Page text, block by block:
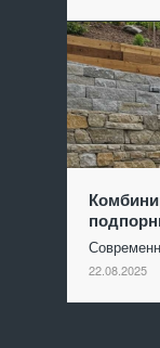
22.08.2025